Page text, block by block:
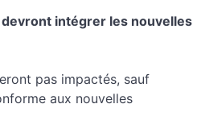
intégrer les nouvelles
pas impactés, sauf
aux nouvelles